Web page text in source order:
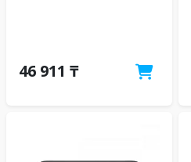
46 911 ₸